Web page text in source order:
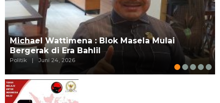
Michael Wattimena : Blok Masela Mulai
Bergerak di Era Bahlil
Politik | Juni 24, 2026